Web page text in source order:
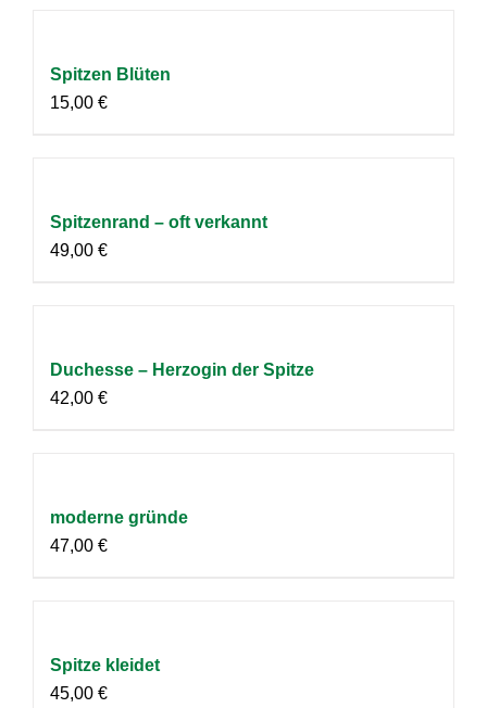
Spitzen Blüten
15,00 €
Spitzenrand – oft verkannt
49,00 €
Duchesse – Herzogin der Spitze
42,00 €
moderne gründe
47,00 €
Spitze kleidet
45,00 €